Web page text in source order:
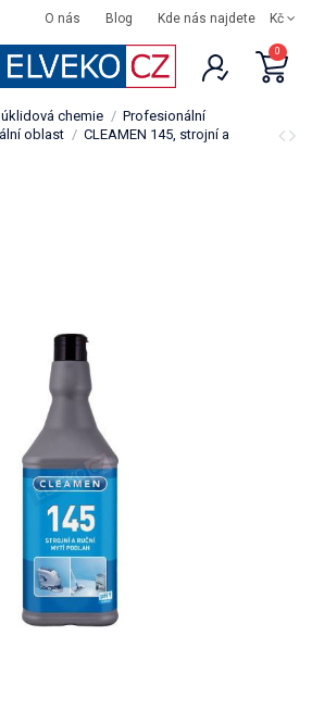
O nás Blog Kde nás najdete Kč
0
úklidová chemie
Profesionální
oblast
CLEAMEN 145, strojní a